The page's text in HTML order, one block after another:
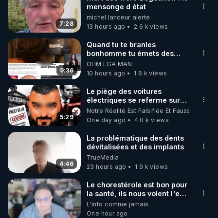
🌱 INSTAGRAM
https://www.instagram.com/rdlr_thierrycasasnovas/
http://rgnr.li/instagram
🌱 LA NEWSLETTER
Pour ne pas rater l’actualité RGNR (stages,
http://rgnr.li/news
🌱 VIDÉOS NON CENSURÉES SUR ODYSEE
Toutes les vidéos Youtube sont aussi sur la
http://rgnr.li/odysee
🌱 LES STAGES EN PRÉSENTIEL
http://rgnr.li/stages
7:28
mensonge d état
michel lanceur alerte
13 hours ago
2.6 k views
9:36
Quand tu te branles
bonhomme tu émets des
ondes ils ont juste omis de
t'expliquer
OHM ÉGA MAN
10 hours ago
1.6 k views
5:29
Le piège des voitures
électriques se referme sur
les usagers !
Notre Réalité Est Falsifiée Et Fausse
One day ago
4.0 k views
4:46
La problématique des dents
dévitalisées et des implants
TrueMedia
23 hours ago
1.9 k views
Le chorestérole est bon pour
la santé, ils nous volent l'eau
! 😒🤢😡
https://odysee.com/@anonyme:d3/
L'info comme jamais
One hour ago